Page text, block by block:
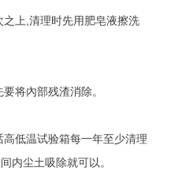
上,清理时先用肥皂液擦洗
将內部残渣消除。
低温试验箱每一年至少清理
内尘土吸除就可以。